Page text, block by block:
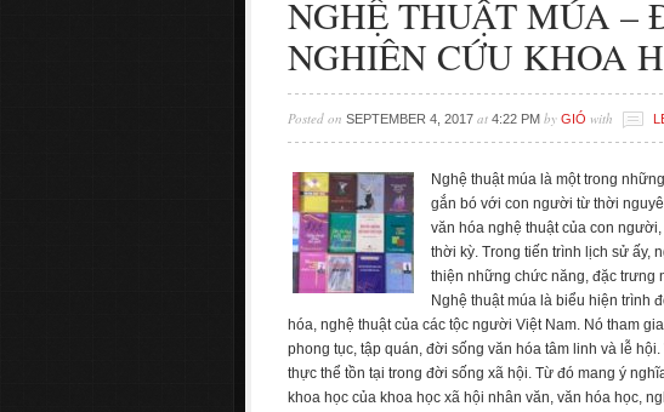
NGHỆ THUẬT MÚA –
NGHIÊN CỨU KHOA
Posted on SEPTEMBER 4, 2017 at 4:22 PM by GIÓ with
Nghệ thuật múa là một trong
gắn bó với con người từ thời
văn hóa nghệ thuật của con
thời kỳ. Trong tiến trình lịch sử ấy,
thiện những chức năng, đặc trưng
Nghệ thuật múa là biểu hiện trình
hóa, nghệ thuật của các tộc người Việt Nam. Nó tham
phong tục, tập quán, đời sống văn hóa tâm linh và lễ
thực thể tồn tại trong đời sống xã hội. Từ đó mang ý
khoa học của khoa học xã hội nhân văn, văn hóa học,